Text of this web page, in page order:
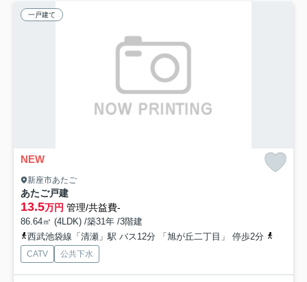
一戸建て
NEW
新座市あたご
あたご戸建
13.5万円 管理/共益費-
86.64㎡ (4LDK) /築31年 /3階建
西武池袋線「清瀬」駅 バス12分 「旭が丘二丁目」 停歩2分
CATV 公共下水